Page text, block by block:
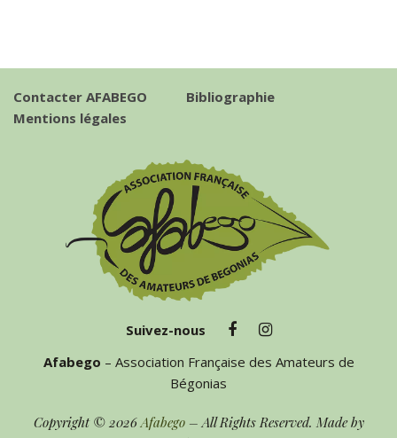
Contacter AFABEGO
Bibliographie
Mentions légales
Suivez-nous
Afabego – Association Française des Amateurs de
Bégonias
Copyright © 2026Afabego– All Rights Reserved. Made by